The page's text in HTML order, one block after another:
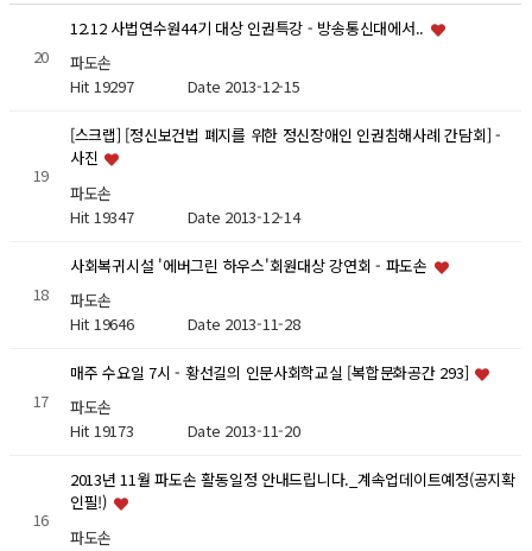
20
12.12 사법연수원44기 대상 인권특강 - 방송통신대에서..
파도손
Hit 19297 Date 2013-12-15
19
[스크랩] [정신보건법 폐지를 위한 정신장애인 인권침해사례 간담회] -
사진
파도손
Hit 19347 Date 2013-12-14
18
사회복귀시설 '에버그린 하우스'회원대상 강연회 - 파도손
파도손
Hit 19646 Date 2013-11-28
17
매주 수요일 7시 - 황선길의 인문사회학교실 [복합문화공간 293]
파도손
Hit 19173 Date 2013-11-20
16
2013년 11월 파도손 활동일정 안내드립니다._계속업데이트예정(공지확
인필!)
파도손